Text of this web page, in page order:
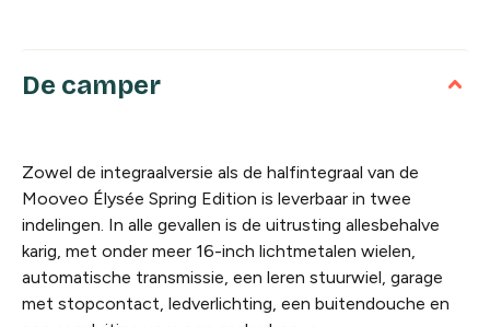
De camper
Zowel de integraalversie als de halfintegraal van de
Mooveo Élysée Spring Edition is leverbaar in twee
indelingen. In alle gevallen is de uitrusting allesbehalve
karig, met onder meer 16-inch lichtmetalen wielen,
automatische transmissie, een leren stuurwiel, garage
met stopcontact, ledverlichting, een buitendouche en